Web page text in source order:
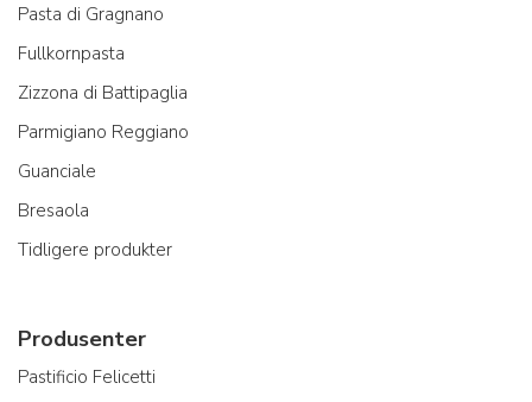
Pasta di Gragnano
Fullkornpasta
Zizzona di Battipaglia
Parmigiano Reggiano
Guanciale
Bresaola
Tidligere produkter
Produsenter
Pastificio Felicetti